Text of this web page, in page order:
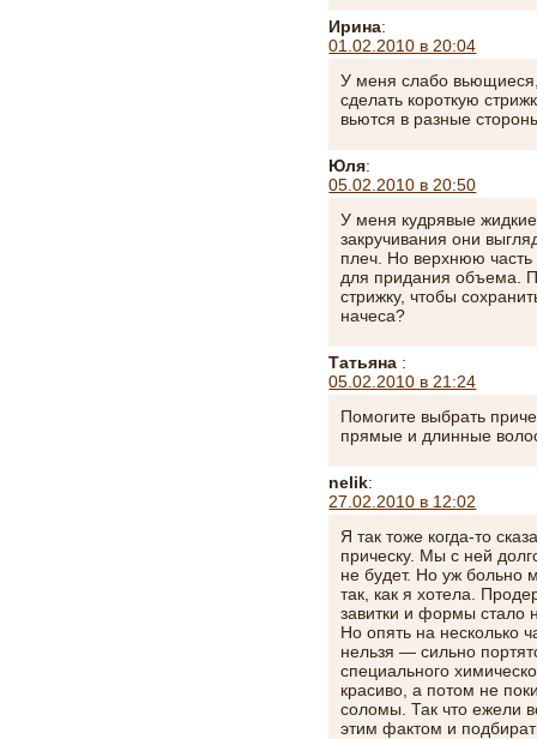
Ирина:
01.02.2010 в 20:04
У меня слабо
сделать короткую
вьются в разные
Юля:
05.02.2010 в 20:50
У меня кудрявые
закручивания они
плеч. Но верхнюю часть
для придания объема.
стрижку, чтобы
начеса?
Татьяна :
05.02.2010 в 21:24
Помогите выбрать
прямые и длинные
nelik:
27.02.2010 в 12:02
Я так тоже когда-то
прическу. Мы с ней
не будет. Но уж больно
так, как я хотела.
завитки и формы стало
Но опять на несколько
нельзя — сильно
специального
красиво, а потом не
соломы. Так что ежели
этим фактом и